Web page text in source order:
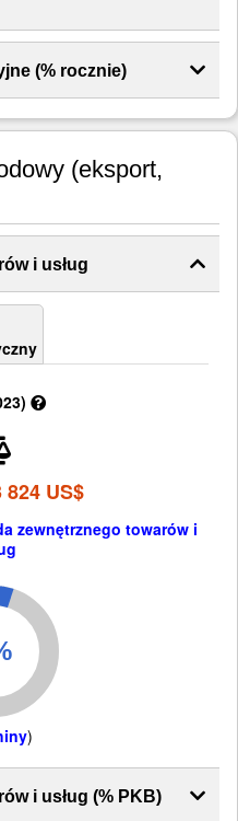
(% rocznie)
(eksport,
i usług
824 US$
zewnętrznego towarów i
)
i usług (% PKB)